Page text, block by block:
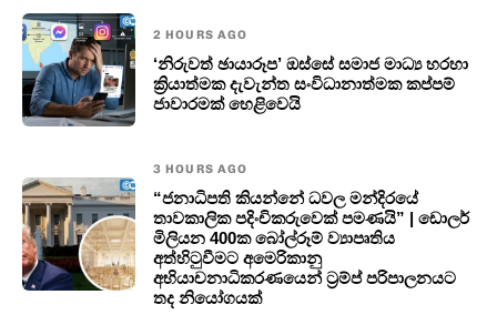
2 HOURS AGO
‘නිරුවත් ඡායාරූප’ ඔස්සේ සමාජ මාධ්‍ය හරහා
ක්‍රියාත්මක දැවැන්ත සංවිධානාත්මක කප්පම්
ජාවාරමක් හෙළිවෙයි
3 HOURS AGO
“ජනාධිපති කියන්නේ ධවල මන්දිරයේ
තාවකාලික පදිංචිකරුවෙක් පමණයි” | ඩොලර්
මිලියන 400ක බෝල්රූම් ව්‍යාපෘතිය
අත්හිටුවීමට අමෙරිකානු
අභියාචනාධිකරණයෙන් ට්‍රම්ප් පරිපාලනයට
තද නියෝගයක්